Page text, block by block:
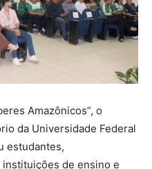
Amazônicos”, o
da Universidade Federal
estudantes,
de ensino e